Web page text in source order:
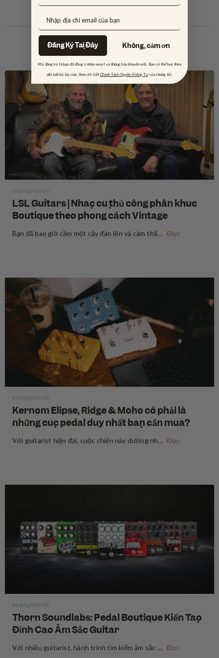
Related Reads
#Hàng Mới Về
LSL Guitars | Nhạc cụ thủ công phân khúc
Boutique theo phong cách Vintage
Bạn đã bao giờ cầm một cây đàn lên và cảm thấy nhạc cụ đó khơi nguồn cảm hứng cho những câu riff và bài hát ngay khi vừa bắt đầu chơi chưa? Có một loại ma thuật đặc biệt chỉ tìm thấy ở những nhạc cụ vintage — một… Đọc
#Hàng Mới Về
Kernom Elipse, Ridge & Moho có phải là
những cục pedal duy nhất bạn cần mua?
Với guitarist hiện đại, cuộc chiến này dường như là vô tận. Hành trình săn lùng một "tone" đàn hoàn hảo thường dẫn đến một bàn pedalboard nặng còn hơn cả cái amp mà bạn đang sử dụng. Ai cũng từng trải qua cảm giác đó, phải stack 3 con… Đọc
#Hàng Mới Về
Thorn Soundlabs: Pedal Boutique Kiến Tạo
Đỉnh Cao Âm Sắc Guitar
Với nhiều guitarist, hành trình tìm kiếm âm sắc hoàn hảo là một cuộc rong ruổi không có điểm dừng. Chúng ta đổi ampli, đổi guitar, và liên tục sắp xếp lại pedalboard để theo đuổi thứ “âm thanh luôn vang vọng trong tâm trí” và rất khó nắm bắt… Đọc
Đăng Ký Tại Đây Không, cảm ơn
Khi đăng ký là bạn đã đồng ý nhận email và thông báo khuyến mãi. Bạn có thể huỷ theo
dõi bất kỳ lúc nào. Xem chi tiết Chính Sách Quyền Riêng Tưcủa chúng tôi.